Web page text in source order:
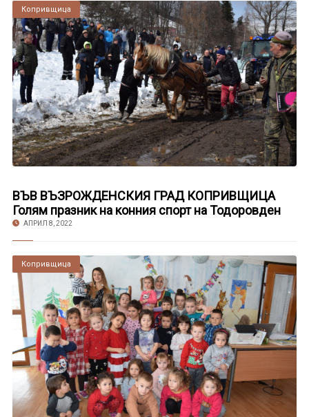
Копривщица
ВЪВ ВЪЗРОЖДЕНСКИЯ ГРАД КОПРИВЩИЦА
Голям празник на конния спорт на Тодоровден
АПРИЛ 8, 2022
Копривщица